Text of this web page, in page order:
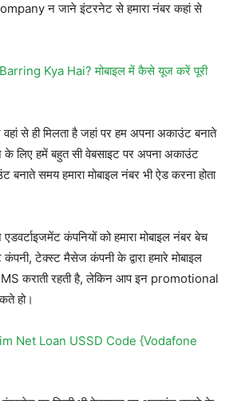
न जाने इंटरनेट से हमारा नंबर कहां से
Kya Hai? मोबाइल में कैसे यूज करें पूरी
से ही मिलता है जहां पर हम अपना अकाउंट बनाते
लिए हमें बहुत सी वेबसाइट पर अपना अकाउंट
बनाते समय हमारा मोबाइल नंबर भी ऐड करना होता
कंपनियों को हमारा मोबाइल नंबर बेच
कंपनी, टेक्स्ट मैसेज कंपनी के द्वारा हमारे मोबाइल
कराती रहती है, लेकिन आप इन promotional
हो।
Net Loan USSD Code {Vodafone